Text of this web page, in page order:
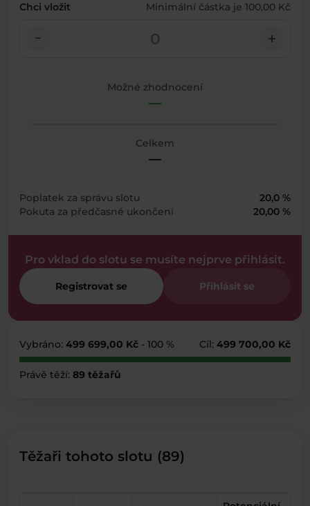
Chci vložit Minimální částka je 100,00 Kč
check_indeterminate_small add
Možné zhodnocení
—
Celkem
—
Poplatek za správu slotu
20,0 %
Pokuta za předčasné ukončení
20,00 %
Pro vklad do slotu se musíte nejprve přihlásit.
Registrovat se Přihlásit se
Vybráno: 499 699,00 Kč - 100 % Cíl: 499 700,00 Kč
Právě těží: 89 těžařů
Těžaři tohoto slotu (89)